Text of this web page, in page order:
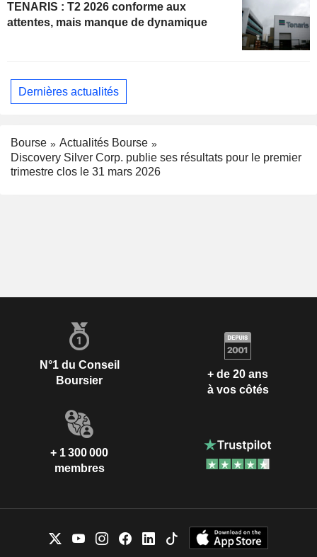
TENARIS : T2 2026 conforme aux
attentes, mais manque de dynamique
Dernières actualités
Bourse
Actualités Bourse
Discovery Silver Corp. publie ses résultats pour le premier
trimestre clos le 31 mars 2026
N°1 du Conseil
Boursier
+ de 20 ans
à vos côtés
+ 1 300 000
membres